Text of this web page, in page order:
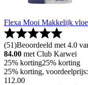
Flexa Mooi Makkelijk
(51)Beoordeeld met 4.0
84.00 met Club Karwei
25% korting25% korting
25% korting,
112.00